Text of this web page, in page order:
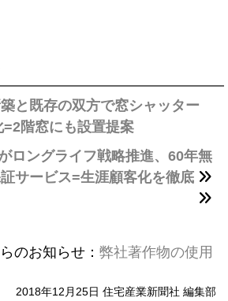
と既存の双方で窓シャッター
=2階窓にも設置提案
ロングライフ戦略推進、60年無
サービス=生涯顧客化を徹底
のお知らせ： 弊社著作物の使用
2018年12月25日 住宅産業新聞社 編集部